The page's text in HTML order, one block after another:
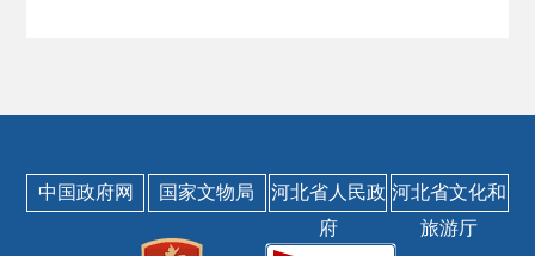
中国政府网 国家文物局
河北省人民政
府
河北省文化和
旅游厅